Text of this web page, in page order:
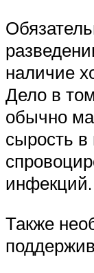
наличие
Дело в
обычно
сырость
инфекций.
Также